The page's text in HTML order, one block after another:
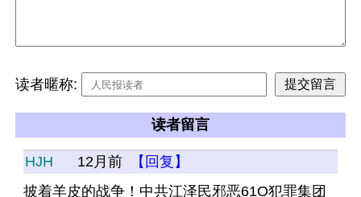
读者暱称:
读者留言
HJH 12月前
【回复】
披着羊皮的战争！中共江泽民邪恶61O犯罪集团